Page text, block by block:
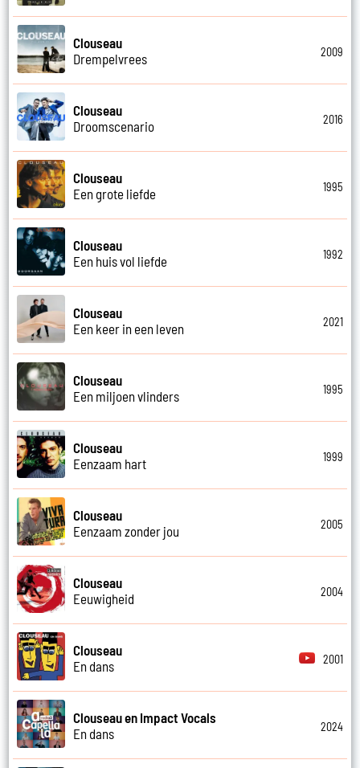
Clouseau
Drempelvrees
2009
Clouseau
Droomscenario
2016
Clouseau
Een grote liefde
1995
Clouseau
Een huis vol liefde
1992
Clouseau
Een keer in een leven
2021
Clouseau
Een miljoen vlinders
1995
Clouseau
Eenzaam hart
1999
Clouseau
Eenzaam zonder jou
2005
Clouseau
Eeuwigheid
2004
Clouseau
En dans
2001
Clouseau en Impact Vocals
En dans
2024